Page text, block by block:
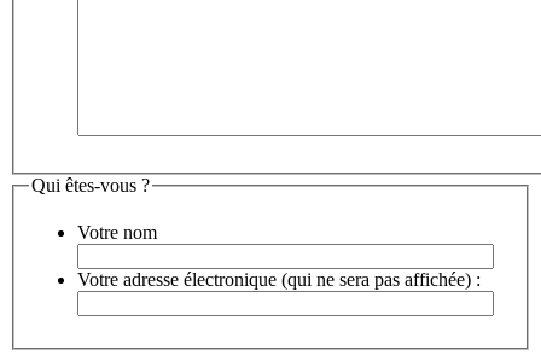
Qui êtes-vous ?
Votre nom
Votre adresse électronique (qui ne sera pas affichée) :